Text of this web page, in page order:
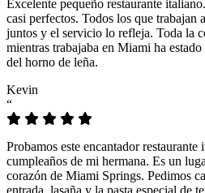
Excelente pequeño restaurante
casi perfectos. Todos los que trabajan
juntos y el servicio lo refleja. Toda la
mientras trabajaba en Miami ha
del horno de leña.
Kevin
“
Probamos este encantador restaurante
cumpleaños de mi hermana. Es un
corazón de Miami Springs. Pedimos
entrada, lasaña y la pasta especial de